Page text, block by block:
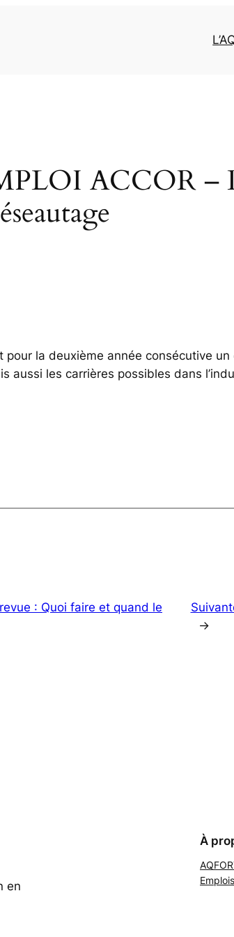
ACCOR –
la deuxième année consécutive
aussi les carrières possibles dans
: Quoi faire et quand le
→
en
À
Emplois